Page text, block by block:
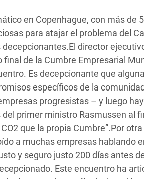
en Copenhague, con más de
para atajar el problema del
director
de la Cumbre Empresarial
Es decepcionante que
específicos de la comunidad
progresistas – y luego
primer ministro Rasmussen al
que la propia Cumbre”.Por
a muchas empresas hablando
y seguro justo 200 días antes
Este encuentro ha